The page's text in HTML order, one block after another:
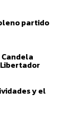
partido
Candela
y el